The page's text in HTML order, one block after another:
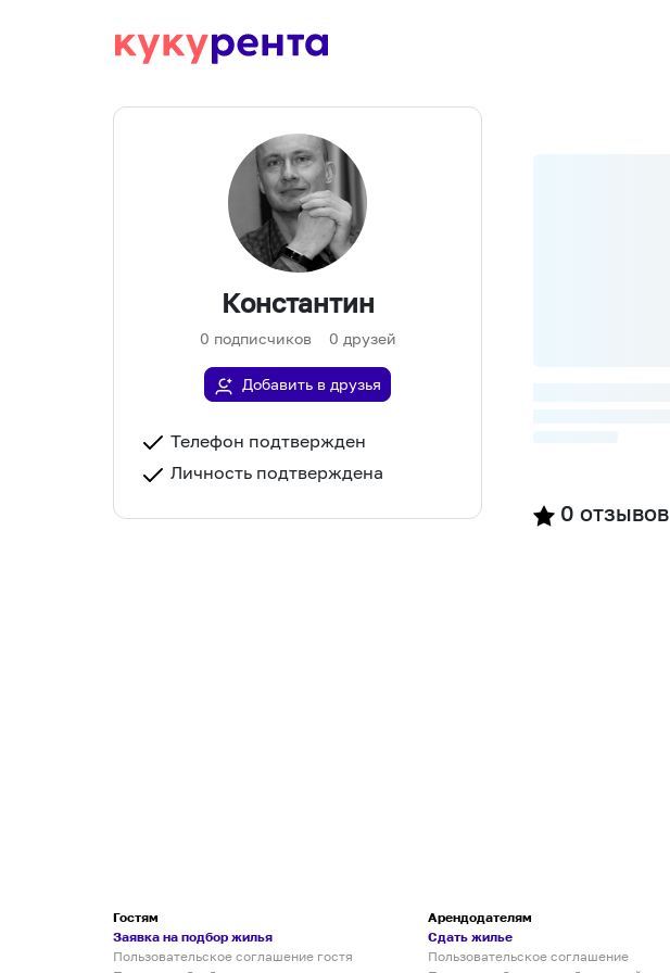
Константин
0 подписчиков 0 друзей
Добавить в друзья
Телефон подтвержден
Личность подтверждена
0 отзывов
Гостям
Заявка на подбор жилья
Пользовательское соглашение гостя
Арендодателям
Сдать жилье
Пользовательское соглашение